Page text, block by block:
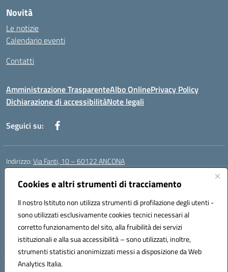
Cookies e altri strumenti di tracciamento
Il nostro Istituto non utilizza strumenti di profilazione degli utenti -
sono utilizzati esclusivamente cookies tecnici necessari al
corretto funzionamento del sito, alla fruibilità dei servizi
istituzionali e alla sua accessibilità – sono utilizzati, inoltre,
strumenti statistici anonimizzati messi a disposizione da Web
Analytics Italia.
Novità
Le notizie
Calendario eventi
Contatti
Amministrazione TrasparenteAlbo OnlinePrivacy Policy
Dichiarazione di accessibilitàNote legali
Seguici su:
Indirizzo:Via Fanti, 10 – 60122 ANCONA
Centralino:
Posta elettronica certificata (PEC):anic813007@pec.istruzione.it
Codice fiscale: 80014930426
Codice meccanografico:anic813007
Codice Indice delle Pubbliche Amministrazioni (IPA): istsc_anic813007
Codice unico di fatturazione (CUF): UFWP60